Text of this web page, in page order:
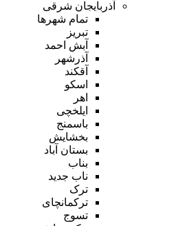
آذربایجان شرقی
تمام شهر‌ها
تبریز
آبش احمد
آذرشهر
آقکند
اسکو
اهر
ایلخچی
باسمنج
بخشایش
بستان آباد
بناب
ناب جدید
ترک
ترکمانچای
تسوج